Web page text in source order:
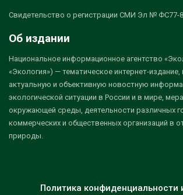
Свидетельство о регистрации СМИ Эл № ФС77-
Об издании
Национальное информационное агентство
«Экология») — тематическое интернет-
актуальную и объективную новостную
экологической ситуации в России и в мире,
окружающей среды, деятельности различных
коммерческих и общественных организаций в
природы.
Политика конфиденциальности